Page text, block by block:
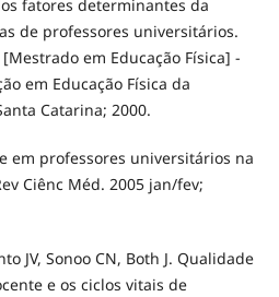
fatores determinantes da
de professores universitários.
em Educação Física] -
em Educação Física da
Catarina; 2000.
em professores universitários na
Ciênc Méd. 2005 jan/fev;
JV, Sonoo CN, Both J. Qualidade
e os ciclos vitais de